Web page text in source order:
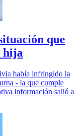
que
hija
había infringido la
- la que cumple
información salió a